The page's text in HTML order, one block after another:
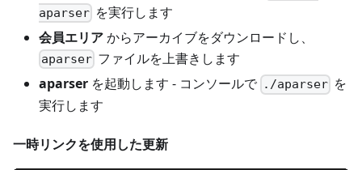
aparser を実行します
会員エリアからアーカイブをダウンロードし、
aparser ファイルを上書きします
aparser を起動します - コンソールで ./aparser を
実行します
一時リンクを使用した更新